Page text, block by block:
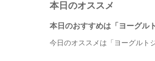
本日のオススメ
本日のおすすめは「ヨーグル
今日のオススメは「ヨーグルト